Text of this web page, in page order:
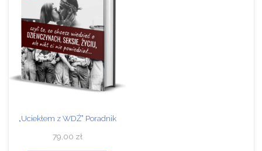
„Uciekłem z WDŻ” Poradnik
79,00 zł